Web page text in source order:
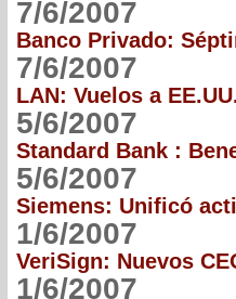
7/6/2007
Banco Privado:
7/6/2007
LAN: Vuelos a
5/6/2007
Standard Bank :
5/6/2007
Siemens: Unificó
1/6/2007
VeriSign: Nuevos
1/6/2007